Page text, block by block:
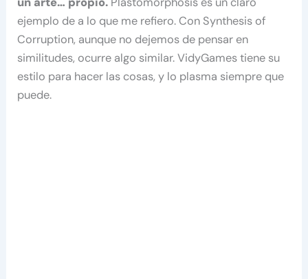
ejemplo de a lo que me refiero. Con Synthesis of
Corruption, aunque no dejemos de pensar en
similitudes, ocurre algo similar. VidyGames tiene su
estilo para hacer las cosas, y lo plasma siempre que
puede.